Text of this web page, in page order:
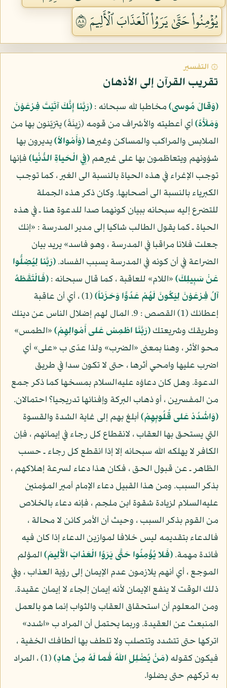
يُؤۡمِنُواْ حَتَّىٰ يَرَوُاْ ٱلۡعَذَابَ ٱلۡأَلِيمَ ٨٨
۞ التفسير
تقريب القرآن إلى الأذهان
(وَقالَ مُوسى)مخاطبا لله سبحانه :(رَبَّنا إِنَّكَ آتَيْتَ فِرْعَوْنَ
وَمَلَأَهُ)أي أعطيته والأشراف من قومه (زِينَةً) يتزيّنون بها من
الملابس والمراكب والمساكن وغيرها(وَأَمْوالاً)يديرون بها
شؤونهم ويتعاظمون بها على غيرهم(فِي الْحَياةِ الدُّنْيا)فإنها
توجب الإغراء في هذه الحياة بالنسبة الى الغير ، كما توجب
الكبرياء بالنسبة الى أصحابها. وكان ذكر هذه الجملة
للتضرع إليه سبحانه ببيان كونهما صدا للدعوة هنا ـ في هذه
الحياة ـ كما يقول الطالب شاكيا إلى مدير المدرسة : «إنك
جعلت فلانا مراقبا في المدرسة ، وهو فاسد» يريد بيان
الضراعة في أن كونه في المدرسة يسبب الفساد.(رَبَّنا لِيُضِلُّوا
عَنْ سَبِيلِكَ)«اللام» للعاقبة ، كما قال سبحانه :(فَالْتَقَطَهُ
آلُ فِرْعَوْنَ لِيَكُونَ لَهُمْ عَدُوًّا وَحَزَناً)
(1) ، أي أن عاقبة
إعطائك (1) القصص : 9. المال لهم إضلال الناس عن دينك
وطريقك وشريعتك(رَبَّنَا اطْمِسْ عَلى أَمْوالِهِمْ)«الطمس»
محو الأثر ، وهنا بمعنى «الضرب» ولذا عدّى ب «على» أي
اضرب عليها وامحي أثرها ، حتى لا تكون سدا في طريق
الدعوة. وهل كان دعاؤه عليه‌السلام بمسخها كما ذكر جمع
من المفسرين ، أو ذهاب البركة وإفنائها تدريجيا؟ احتمالان.
(وَاشْدُدْ عَلى قُلُوبِهِمْ)أبلغ بهم إلى غاية الشدة والقسوة
التي يستحق بها العقاب ، لانقطاع كل رجاء في إيمانهم ، فإن
الكافر لا يهلكه الله سبحانه إلا إذا انقطع كل رجاء ـ حسب
الظاهر ـ عن قبول الحق ، فكان هذا دعاء لسرعة إهلاكهم ،
بذكر السبب. ومن هذا القبيل دعاء الإمام أمير المؤمنين
عليه‌السلام لزيادة شقوة ابن ملجم ، فإنه دعاء بالخلاص
من القوم بذكر السبب ، وحيث أن الأمر كائن لا محالة ،
فالدعاء بتقديمه ليس خلافا لموازين الدعاء إذا كان فيه
فائدة مهمة.(فَلا يُؤْمِنُوا حَتَّى يَرَوُا الْعَذابَ الْأَلِيمَ)المؤلم
الموجع ، أي أنهم يلازمون عدم الإيمان إلى رؤية العذاب ، وفي
ذلك الوقت لا ينفع الإيمان لأنه إيمان إلجاء لا إيمان عقيدة.
ومن المعلوم أن استحقاق العقاب والثواب إنما هو بالعمل
المنبعث عن العقيدة. وربما يحتمل أن المراد ب «اشدد»
اتركها حتى تتشدد وتتصلب ولا تلطف بها ألطافك الخفية ،
فيكون كقوله(مَنْ يُضْلِلِ اللهُ فَما لَهُ مِنْ هادٍ)
(1) ، المراد
به تركهم حتى يضلوا.